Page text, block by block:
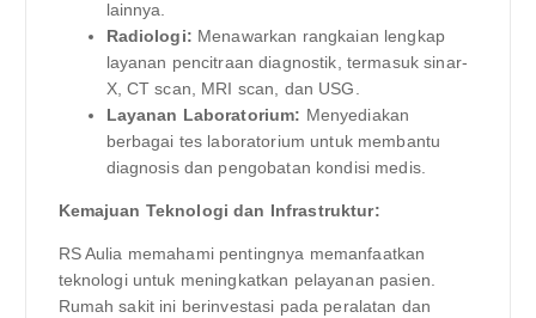
lainnya.
Radiologi: Menawarkan rangkaian lengkap
layanan pencitraan diagnostik, termasuk sinar-
X, CT scan, MRI scan, dan USG.
Layanan Laboratorium: Menyediakan
berbagai tes laboratorium untuk membantu
diagnosis dan pengobatan kondisi medis.
Kemajuan Teknologi dan Infrastruktur:
RS Aulia memahami pentingnya memanfaatkan
teknologi untuk meningkatkan pelayanan pasien.
Rumah sakit ini berinvestasi pada peralatan dan